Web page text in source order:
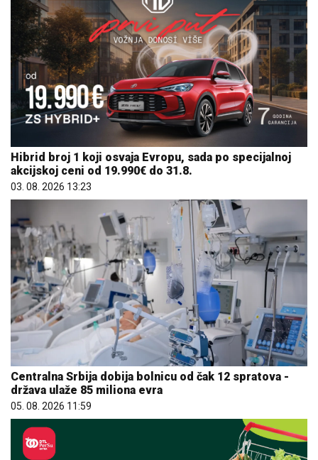
Hibrid broj 1 koji osvaja Evropu, sada po specijalnoj
akcijskoj ceni od 19.990€ do 31.8.
03. 08. 2026 13:23
Centralna Srbija dobija bolnicu od čak 12 spratova -
država ulaže 85 miliona evra
05. 08. 2026 11:59